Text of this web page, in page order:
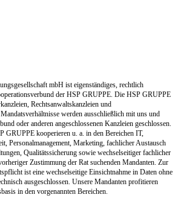
mbH ist eigenständiges, rechtlich
der HSP GRUPPE. Die HSP GRUPPE
Rechtsanwaltskanzleien und
werden ausschließlich mit uns und
oder anderen angeschlossenen Kanzleien geschlossen.
GRUPPE kooperieren u. a. in den Bereichen IT,
Personalmanagement, Marketing, fachlicher Austausch
Qualitätssicherung sowie wechselseitiger fachlicher
Zustimmung der Rat suchenden Mandanten. Zur
ist eine wechselseitige Einsichtnahme in Daten ohne
ausgeschlossen. Unsere Mandanten profitieren
in den vorgenannten Bereichen.